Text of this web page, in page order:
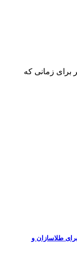
برای زمانی که
طلاسازان و